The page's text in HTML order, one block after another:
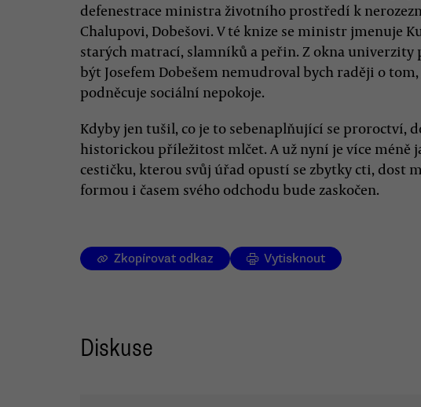
defenestrace ministra životního prostředí k
Chalupovi, Dobešovi. V té knize se ministr jmenuje
starých matrací, slamníků a peřin. Z okna univerzity
být Josefem Dobešem nemudroval bych raději o
podněcuje sociální nepokoje.
Kdyby jen tušil, co je to sebenaplňující se proroctví,
historickou příležitost mlčet. A už nyní je více méně
cestičku, kterou svůj úřad opustí se zbytky cti, dost
formou i časem svého odchodu bude zaskočen.
Zkopírovat odkaz Vytisknout
Diskuse